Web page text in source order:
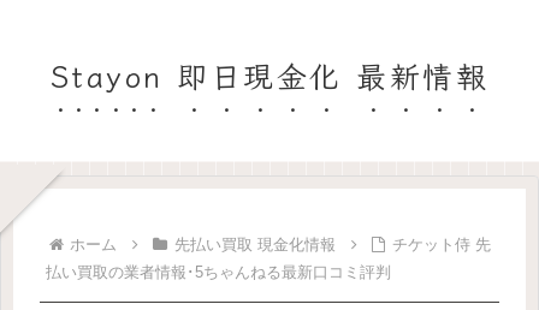
Stayon 即日現金化 最新情報
ホーム 先払い買取 現金化情報
チケット侍 先
払い買取の業者情報･5ちゃんねる最新口コミ評判